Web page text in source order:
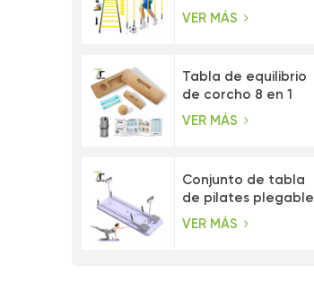
velocidad con
VER MÁS
Tabla de equilibrio
de corcho 8 en 1
con bandas de
VER MÁS
Conjunto de tabla
de pilates plegable
multiusos para
VER MÁS